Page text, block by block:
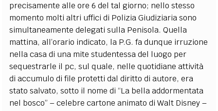
precisamente alle ore 6 del tal giorno; nello stesso
momento molti altri uffici di Polizia Giudiziaria sono
simultaneamente delegati sulla Penisola. Quella
mattina, all’orario indicato, la P.G. fa dunque irruzione
nella casa di una mite studentessa del luogo per
sequestrarle il pc, sul quale, nelle quotidiane attività
di accumulo di file protetti dal diritto di autore, era
stato salvato, sotto il nome di “La bella addormentata
nel bosco” – celebre cartone animato di Walt Disney –